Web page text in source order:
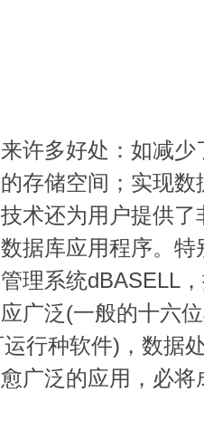
许多好处：如减
存储空间；实现
术还为用户提供
据库应用程序。
理系统dBASELL
广泛(一般的十六
行种软件)，数据
广泛的应用，必